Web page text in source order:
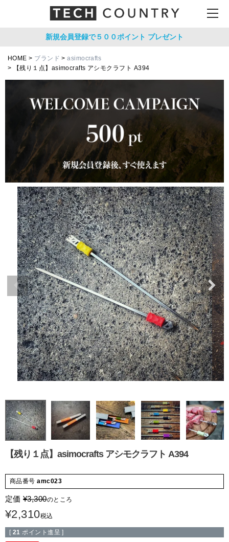
新規会員登録で５００ポイント プレゼント
HOME ブランド
asimocrafts
【残り１点】asimocrafts アシモクラフト A394
【残り１点】asimocrafts アシモクラフト A394
商品番号 amc023
定価 ¥3,300のところ
¥2,310税込
[ 21 ポイント進呈 ]